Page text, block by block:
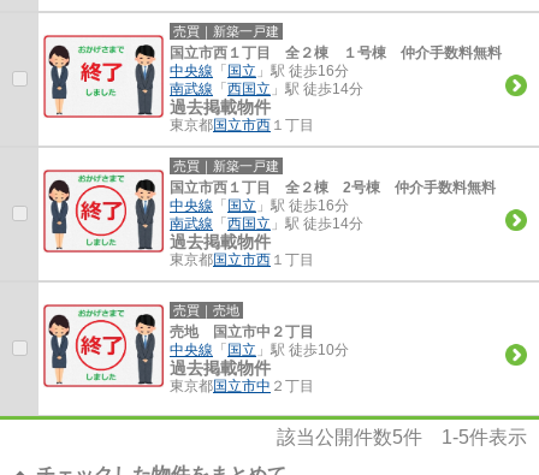
売買｜新築一戸建
国立市西１丁目 全２棟 １号棟 仲介手数料無料
中央線 「 国立 」駅 徒歩16分
南武線 「 西国立 」駅 徒歩14分
過去掲載物件
東京都国立市西 １丁目
売買｜新築一戸建
国立市西１丁目 全２棟 2号棟 仲介手数料無料
中央線 「 国立 」駅 徒歩16分
南武線 「 西国立 」駅 徒歩14分
過去掲載物件
東京都国立市西 １丁目
売買｜売地
売地 国立市中２丁目
中央線 「 国立 」駅 徒歩10分
過去掲載物件
東京都国立市中 ２丁目
該当公開件数5件 1-5件表示